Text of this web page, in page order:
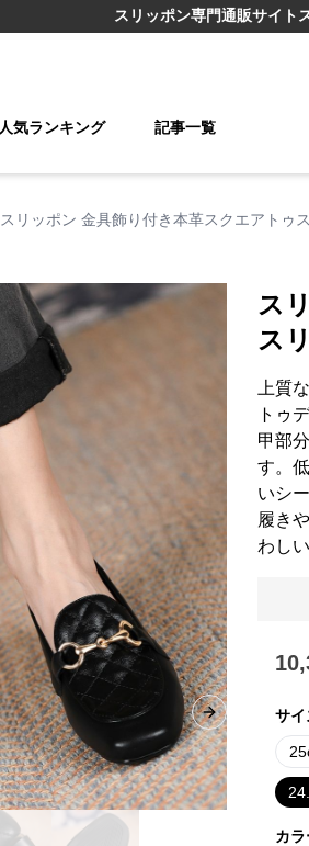
スリッポン専門通販サイト
人気ランキング 記事一覧
スリッポン 金具飾り付き本革スクエアトゥ
Next slide
ス
ス
上質
トゥ
甲部
す。
いシ
履き
わし
サイ
カラ